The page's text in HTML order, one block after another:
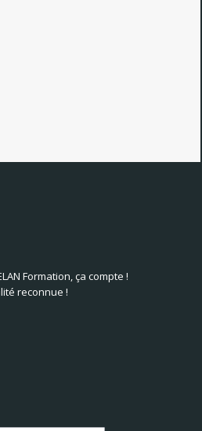
Formation, ça compte !
reconnue !